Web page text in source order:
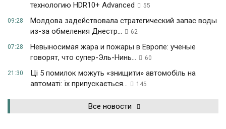
технологию HDR10+ Advanced
55
09:28
Молдова задействовала стратегический запас воды
из-за обмеления Днестр...
62
07:28
Невыносимая жара и пожары в Европе: ученые
говорят, что супер-Эль-Нинь...
60
21:30
Ці 5 помилок можуть «знищити» автомобіль на
автоматі: їх припускається...
145
Все новости